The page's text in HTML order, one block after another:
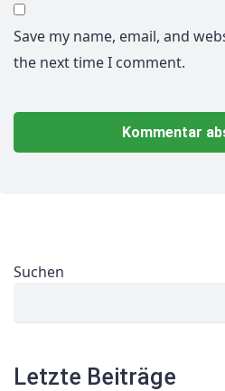
Save my name, email, and
the next time I comment.
Suchen
Letzte Beiträge